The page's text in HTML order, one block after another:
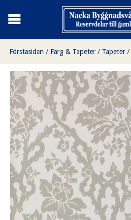
Förstasidan / Färg & Tapeter / Tapeter /
Vårdsätra grå